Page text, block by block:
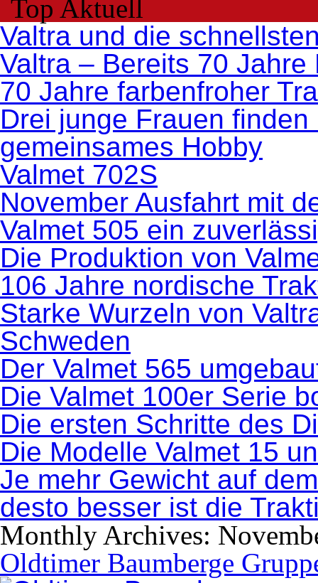
Top Aktuell
Valtra und die
Valtra – Bereits 70
70 Jahre farbenfroher
Drei junge Frauen
gemeinsames Hobby
Valmet 702S
November Ausfahrt mit
Valmet 505 ein
Die Produktion von
106 Jahre nordische
Starke Wurzeln von
Schweden
Der Valmet 565
Die Valmet 100er Serie
Die ersten Schritte des
Die Modelle Valmet 15
Je mehr Gewicht auf
desto besser ist die
Monthly Archives:
Oldtimer Baumberge